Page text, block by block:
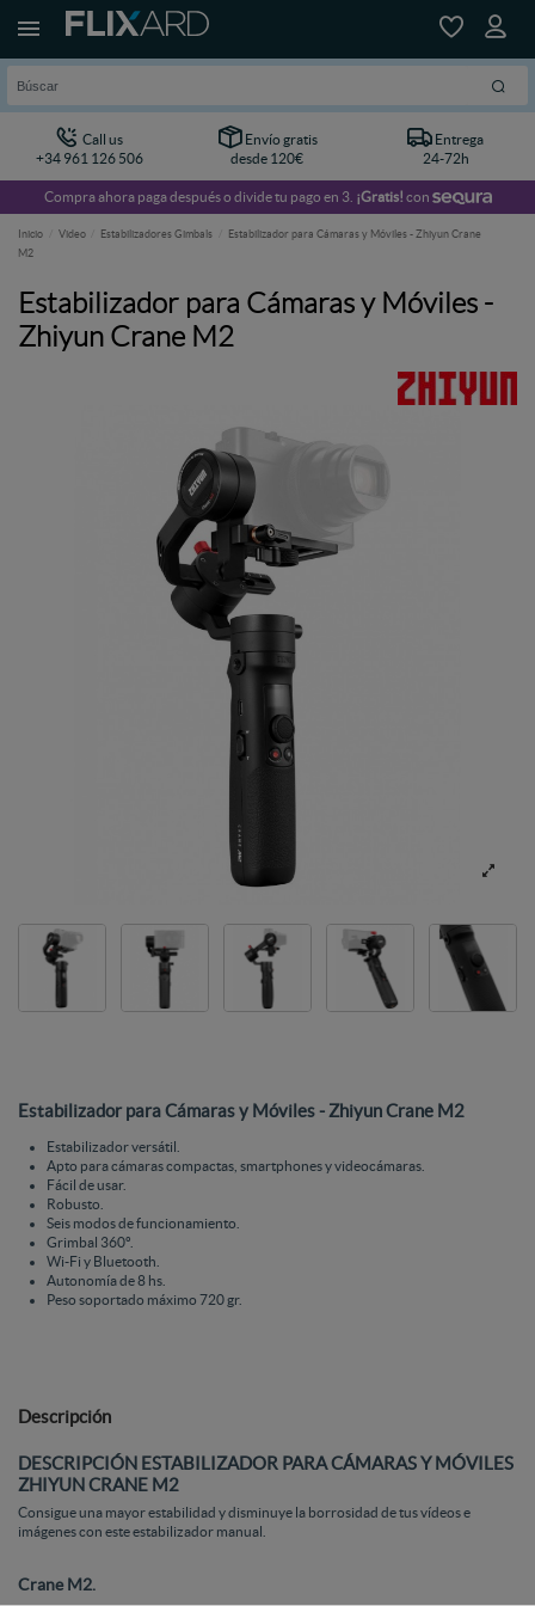
Call us
+34 961 126 506
Envío gratis
desde 120€
Entrega
24-72h
Compra ahora paga después o divide tu pago en 3. ¡Gratis! con
Inicio Video Estabilizadores Gimbals
Estabilizador para Cámaras y Móviles - Zhiyun Crane
M2
Estabilizador para Cámaras y Móviles -
Zhiyun Crane M2
Estabilizador para Cámaras y Móviles - Zhiyun Crane M2
Estabilizador versátil.
Apto para cámaras compactas, smartphones y videocámaras.
Fácil de usar.
Robusto.
Seis modos de funcionamiento.
Grimbal 360º.
Wi-Fi y Bluetooth.
Autonomía de 8 hs.
Peso soportado máximo 720 gr.
Descripción
DESCRIPCIÓN ESTABILIZADOR PARA CÁMARAS Y MÓVILES
ZHIYUN CRANE M2
Consigue una mayor estabilidad y disminuye la borrosidad de tus vídeos e
imágenes con este estabilizador manual.
Crane M2.